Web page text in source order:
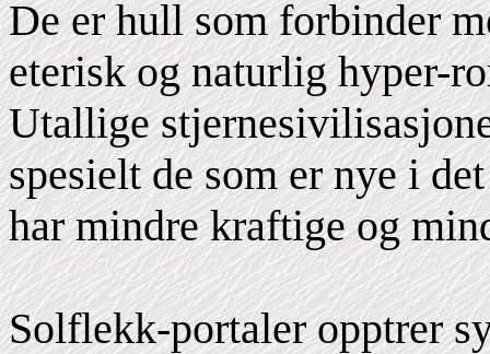
De er hull som forbinder
eterisk og naturlig hyper-
Utallige
spesielt de som er nye i
har mindre kraftige og
Solflekk-portaler opptrer